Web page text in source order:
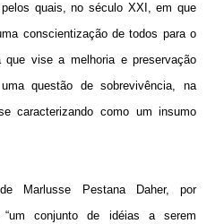
quais, no século XXI, em que
conscientização de todos para o
que vise a melhoria e preservação
questão de sobrevivência, na
caracterizando como um insumo
Marlusse Pestana Daher, por
“um conjunto de idéias a serem